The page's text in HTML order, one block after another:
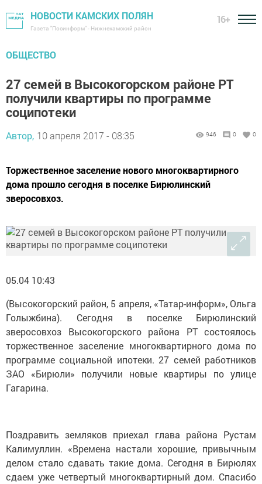
НОВОСТИ КАМСКИХ ПОЛЯН
Газета "Посинформ" - Нижнекамский район
16+
ОБЩЕСТВО
27 семей в Высокогорском районе РТ
получили квартиры по программе
соципотеки
Автор, 10 апреля 2017 - 08:35 946 0 0
Торжественное заселение нового многоквартирного
дома прошло сегодня в поселке Бирюлинский
зверосовхоз.
05.04 10:43
(Высокогорский район, 5 апреля, «Татар-информ», Ольга
Голыжбина). Сегодня в поселке Бирюлинский
зверосовхоз Высокогорского района РТ состоялось
торжественное заселение многоквартирного дома по
программе социальной ипотеки. 27 семей работников
ЗАО «Бирюли» получили новые квартиры по улице
Гагарина.
Поздравить земляков приехал глава района Рустам
Калимуллин. «Времена настали хорошие, привычным
делом стало сдавать такие дома. Сегодня в Бирюлях
сдаем уже четвертый многоквартирный дом. Спасибо